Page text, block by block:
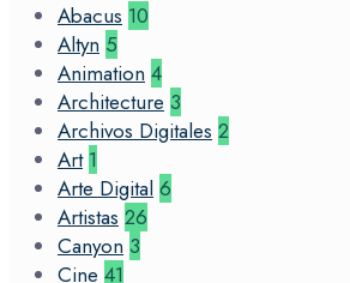
Abacus 10
Altyn 5
Animation 4
Architecture 3
Archivos Digitales 2
Art 1
Arte Digital 6
Artistas 26
Canyon 3
Cine 41